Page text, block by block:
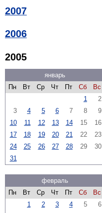
2007
2006
2005
январь
Пн
Вт Ср Чт Пт Сб
Вс
1
2
3
4 5 6 7 8
9
10
11 12 13 14 15
16
17
18 19 20 21 22
23
24
25 26 27 28 29
30
31
февраль
Пн
Вт Ср Чт Пт Сб
Вс
1
2 3 4 5
6